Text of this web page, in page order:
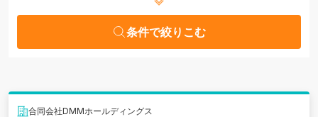
条件で絞りこむ
合同会社DMMホールディングス